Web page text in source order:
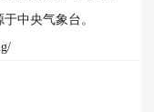
中央气象台。